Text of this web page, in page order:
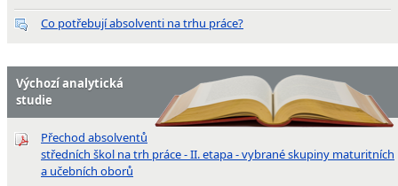
Co potřebují absolventi na trhu práce?
Výchozí analytická
studie
Přechod absolventů
středních škol na trh práce - II. etapa - vybrané skupiny maturitních
a učebních oborů